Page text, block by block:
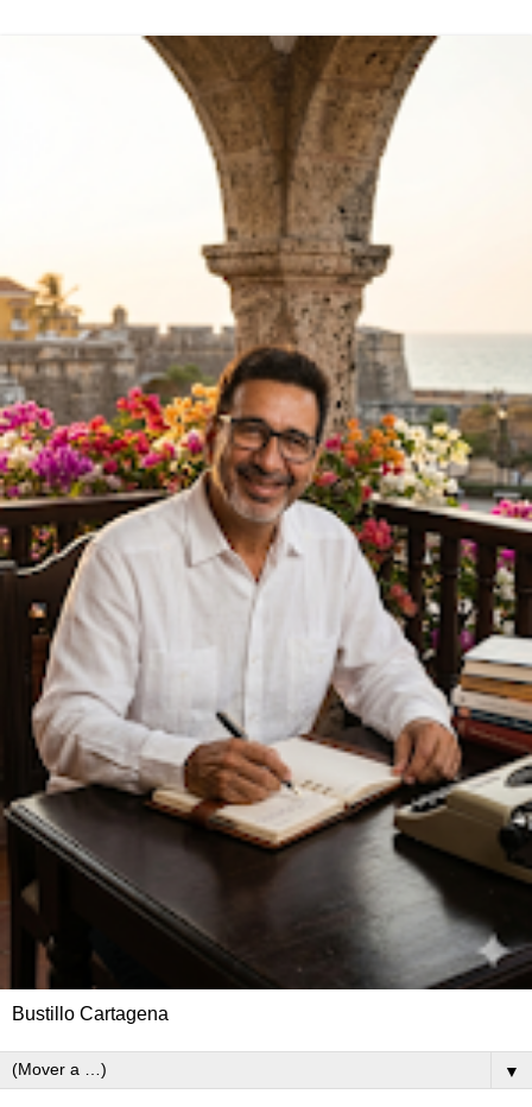
Bustillo Cartagena
▼